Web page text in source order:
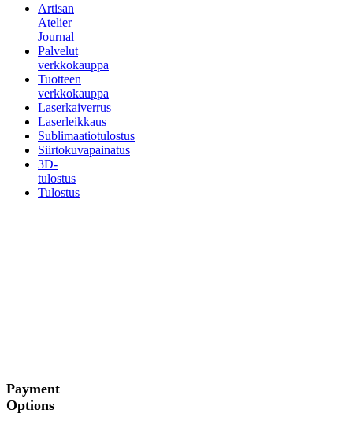
Artisan
Atelier
Journal
Palvelut
verkkokauppa
Tuotteen
verkkokauppa
Laserkaiverrus
Laserleikkaus
Sublimaatiotulostus
Siirtokuvapainatus
3D-
tulostus
Tulostus
Payment
Options